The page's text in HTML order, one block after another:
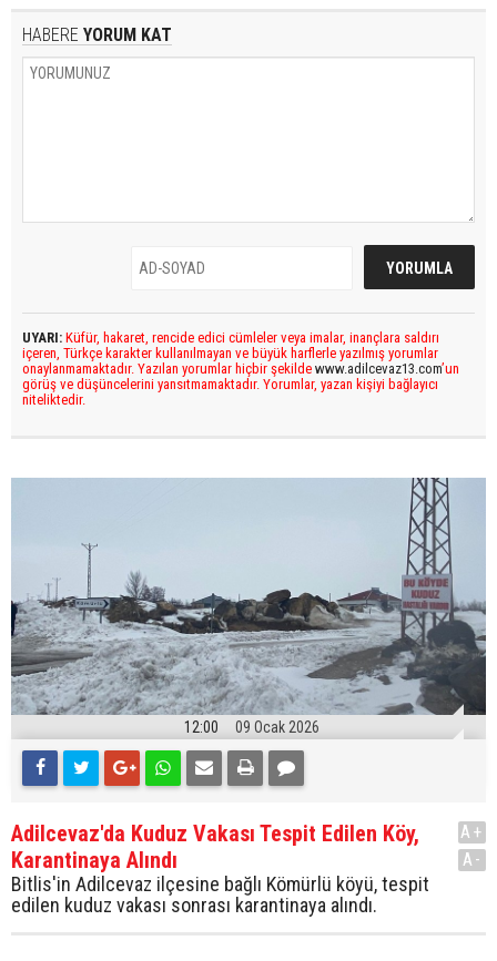
HABERE YORUM KAT
UYARI: Küfür, hakaret, rencide edici cümleler veya imalar, inançlara saldırı
içeren, Türkçe karakter kullanılmayan ve büyük harflerle yazılmış yorumlar
onaylanmamaktadır. Yazılan yorumlar hiçbir şekilde www.adilcevaz13.com’un
görüş ve düşüncelerini yansıtmamaktadır. Yorumlar, yazan kişiyi bağlayıcı
niteliktedir.
12:00 09 Ocak 2026
Adilcevaz'da Kuduz Vakası Tespit Edilen Köy,
Karantinaya Alındı
Bitlis'in Adilcevaz ilçesine bağlı Kömürlü köyü, tespit
edilen kuduz vakası sonrası karantinaya alındı.
A+
A-